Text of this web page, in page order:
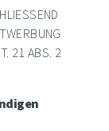
21 ABS. 2